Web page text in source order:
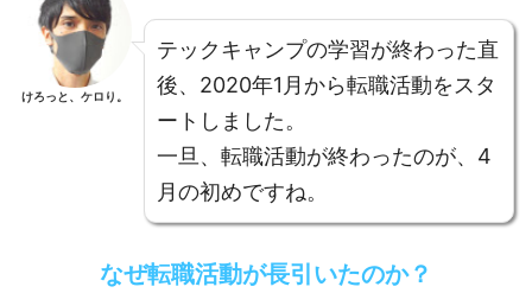
けろっと、ケロり。
テックキャンプの学習が終わった直
後、2020年1月から転職活動をスタ
ートしました。
一旦、転職活動が終わったのが、4
月の初めですね。
なぜ転職活動が長引いたのか？